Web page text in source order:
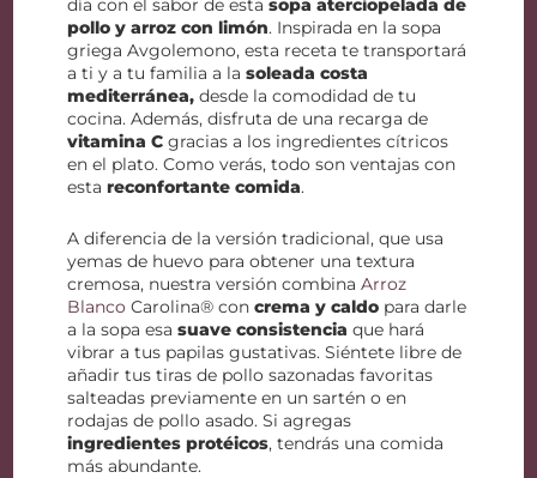
día con el sabor de estasopa aterciopelada de
pollo y arroz con limón. Inspirada en la sopa
griega Avgolemono, esta receta te transportará
a ti y a tu familia a lasoleada costa
mediterránea, desde la comodidad de tu
cocina. Además, disfruta de una recarga de
vitamina C gracias a los ingredientes cítricos
en el plato. Como verás, todo son ventajas con
esta reconfortante comida.
A diferencia de la versión tradicional, que usa
yemas de huevo para obtener una textura
cremosa, nuestra versión combinaArroz
Blanco Carolina® concrema y caldo para darle
a la sopa esasuave consistencia que hará
vibrar a tus papilas gustativas. Siéntete libre de
añadir tus tiras de pollo sazonadas favoritas
salteadas previamente en un sartén o en
rodajas de pollo asado. Si agregas
ingredientes protéicos, tendrás una comida
más abundante.